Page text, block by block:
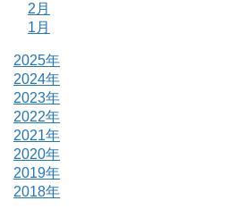
2月
1月
2025年
2024年
2023年
2022年
2021年
2020年
2019年
2018年